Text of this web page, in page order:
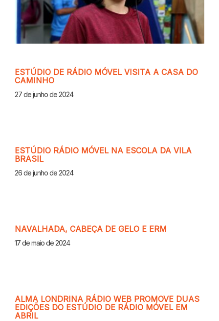
ESTÚDIO DE RÁDIO MÓVEL VISITA A CASA DO
CAMINHO
27 de junho de 2024
ESTÚDIO RÁDIO MÓVEL NA ESCOLA DA VILA
BRASIL
26 de junho de 2024
NAVALHADA, CABEÇA DE GELO E ERM
17 de maio de 2024
ALMA LONDRINA RÁDIO WEB PROMOVE DUAS
EDIÇÕES DO ESTÚDIO DE RÁDIO MÓVEL EM
ABRIL